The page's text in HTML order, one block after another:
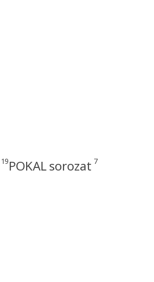
19POKAL sorozat 7